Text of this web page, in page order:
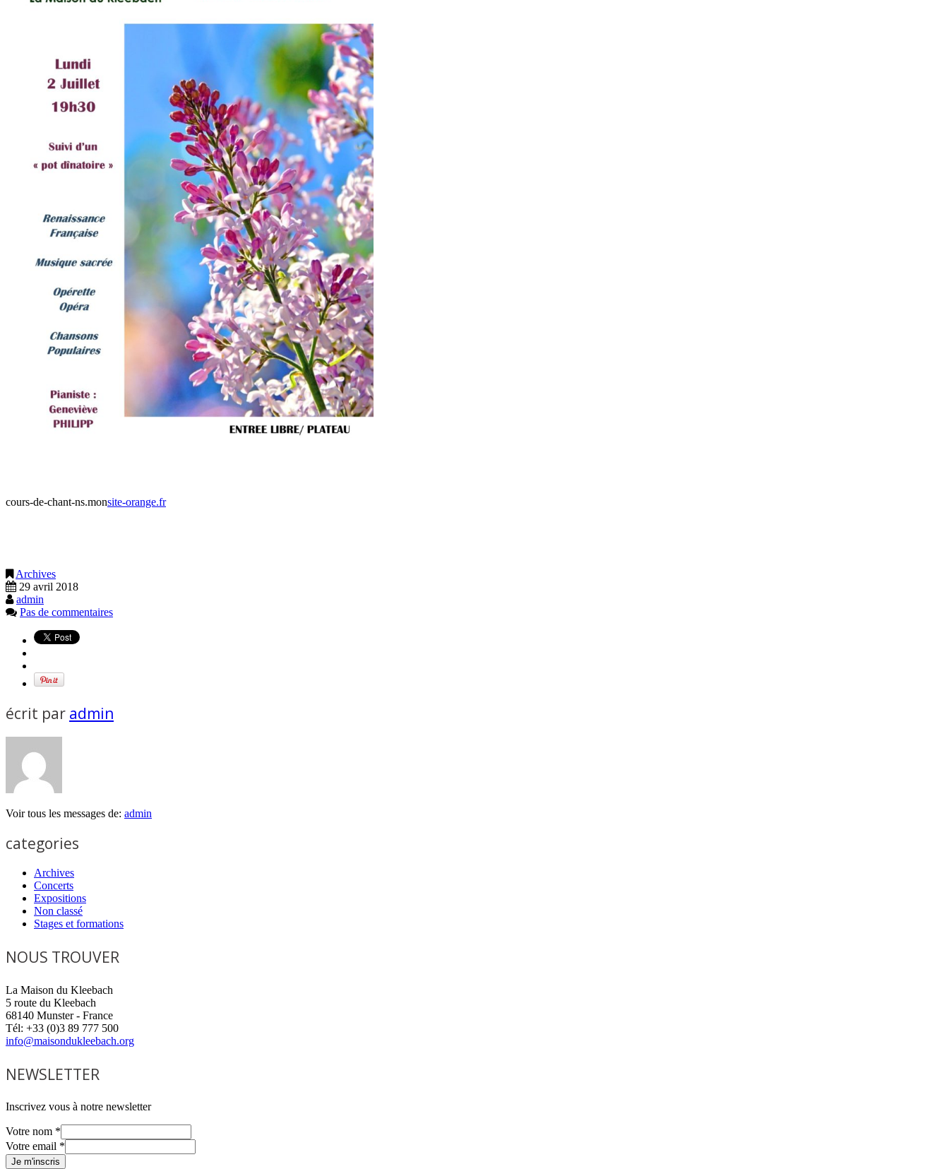
cours-de-chant-ns.monsite-orange.fr
Archives
29 avril 2018
admin
Pas de commentaires
écrit par admin
Voir tous les messages de: admin
categories
Archives
Concerts
Expositions
Non classé
Stages et formations
NOUS TROUVER
La Maison du Kleebach
5 route du Kleebach
68140 Munster - France
Tél: +33 (0)3 89 777 500
info@maisondukleebach.org
NEWSLETTER
Inscrivez vous à notre newsletter
Votre nom *
Votre email *
Je m'inscris